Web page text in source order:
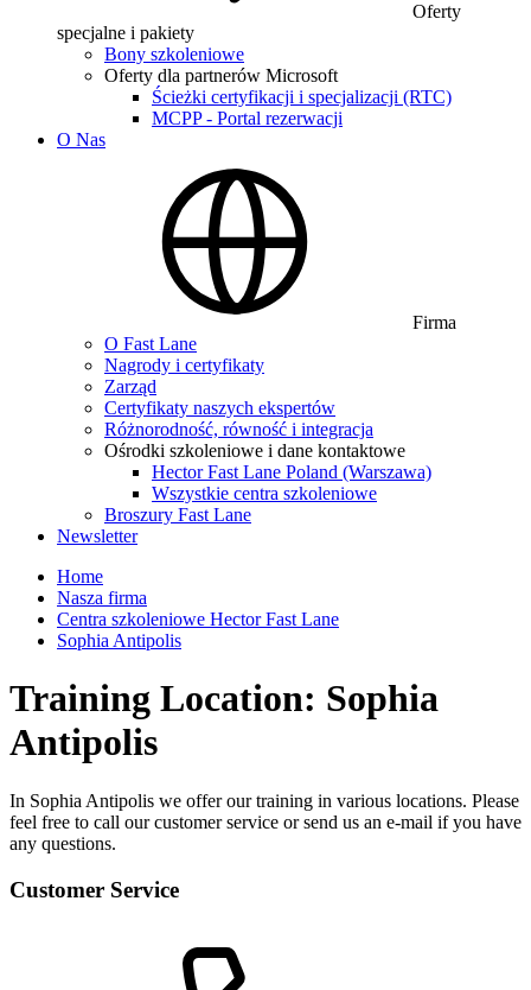
Oferty
specjalne i pakiety
Bony szkoleniowe
Oferty dla partnerów Microsoft
Ścieżki certyfikacji i specjalizacji (RTC)
MCPP - Portal rezerwacji
O Nas
Firma
O Fast Lane
Nagrody i certyfikaty
Zarząd
Certyfikaty naszych ekspertów
Różnorodność, równość i integracja
Ośrodki szkoleniowe i dane kontaktowe
Hector Fast Lane Poland (Warszawa)
Wszystkie centra szkoleniowe
Broszury Fast Lane
Newsletter
Home
Nasza firma
Centra szkoleniowe Hector Fast Lane
Sophia Antipolis
Training Location: Sophia
Antipolis
In Sophia Antipolis we offer our training in various locations. Please
feel free to call our customer service or send us an e-mail if you have
any questions.
Customer Service